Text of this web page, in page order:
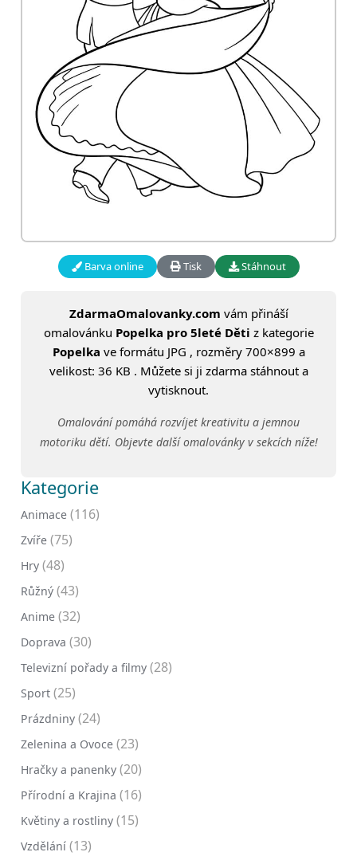
Barva online Tisk Stáhnout
ZdarmaOmalovanky.com vám přináší
omalovánku Popelka pro 5leté Děti z kategorie
Popelka ve formátu JPG , rozměry 700×899 a
velikost: 36 KB . Můžete si ji zdarma stáhnout a
vytisknout.
Omalování pomáhá rozvíjet kreativitu a jemnou
motoriku dětí. Objevte další omalovánky v sekcích níže!
Kategorie
Animace (116)
Zvíře (75)
Hry (48)
Růžný (43)
Anime (32)
Doprava (30)
Televizní pořady a filmy (28)
Sport (25)
Prázdniny (24)
Zelenina a Ovoce (23)
Hračky a panenky (20)
Přírodní a Krajina (16)
Květiny a rostliny (15)
Vzdělání (13)